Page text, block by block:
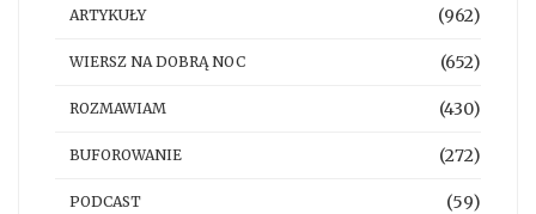
ARTYKUŁY (962)
WIERSZ NA DOBRĄ NOC (652)
ROZMAWIAM (430)
BUFOROWANIE (272)
PODCAST (59)